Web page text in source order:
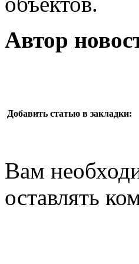
Автор
Добавить статью в закладки:
Вам
оставлять